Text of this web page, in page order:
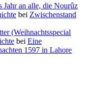
Jahr an alle, die Nourûz
bei Zwischenstand
(Weihnachtsspecial
bei Eine
1597 in Lahore